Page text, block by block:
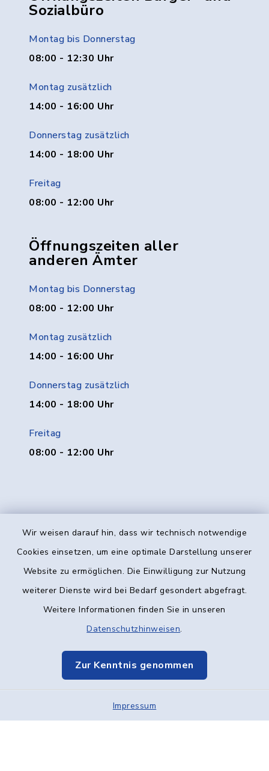
Wir weisen darauf hin, dass wir technisch notwendige
Cookies einsetzen, um eine optimale Darstellung unserer
Website zu ermöglichen. Die Einwilligung zur Nutzung
weiterer Dienste wird bei Bedarf gesondert abgefragt.
Weitere Informationen finden Sie in unseren
Datenschutzhinweisen.
Zur Kenntnis genommen
Impressum
Sozialbüro
Montag bis Donnerstag
08:00 - 12:30 Uhr
Montag zusätzlich
14:00 - 16:00 Uhr
Donnerstag zusätzlich
14:00 - 18:00 Uhr
Freitag
08:00 - 12:00 Uhr
Öffnungszeiten aller
anderen Ämter
Montag bis Donnerstag
08:00 - 12:00 Uhr
Montag zusätzlich
14:00 - 16:00 Uhr
Donnerstag zusätzlich
14:00 - 18:00 Uhr
Freitag
08:00 - 12:00 Uhr
Kontakt
Datenschutz
Elektronische Kommunikation
Sitemap